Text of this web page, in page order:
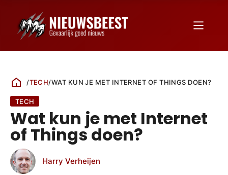
/TECH/WAT KUN JE MET INTERNET OF THINGS DOEN?
TECH
Wat kun je met Internet
of Things doen?
Harry Verheijen